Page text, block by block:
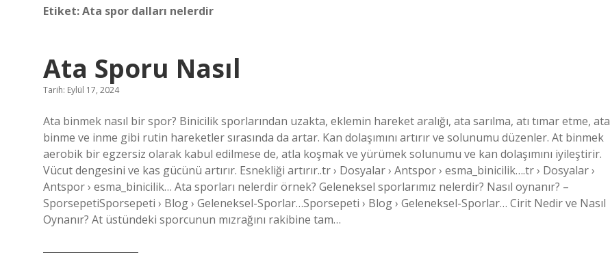
Etiket:Ata spor dalları nelerdir
Ata Sporu Nasıl
Tarih: Eylül 17, 2024
Ata binmek nasıl bir spor? Binicilik sporlarından uzakta, eklemin hareket aralığı, ata sarılma, atı tımar etme, ata
binme ve inme gibi rutin hareketler sırasında da artar. Kan dolaşımını artırır ve solunumu düzenler. At binmek
aerobik bir egzersiz olarak kabul edilmese de, atla koşmak ve yürümek solunumu ve kan dolaşımını iyileştirir.
Vücut dengesini ve kas gücünü artırır. Esnekliği artırır..tr › Dosyalar › Antspor › esma_binicilik….tr › Dosyalar ›
Antspor › esma_binicilik… Ata sporları nelerdir örnek? Geleneksel sporlarımız nelerdir? Nasıl oynanır? –
SporsepetiSporsepeti › Blog › Geleneksel-Sporlar…Sporsepeti › Blog › Geleneksel-Sporlar… Cirit Nedir ve Nasıl
Oynanır? At üstündeki sporcunun mızrağını rakibine tam…